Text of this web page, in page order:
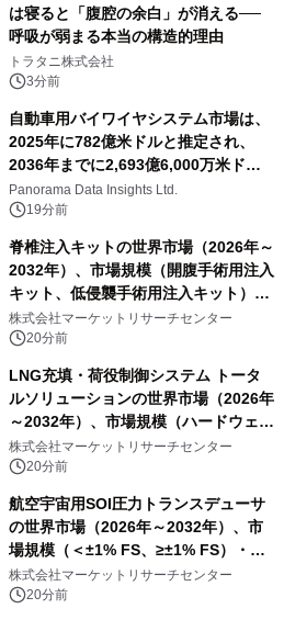
は寝ると「腹腔の余白」が消える──
呼吸が弱まる本当の構造的理由
トラタニ株式会社
3分前
自動車用バイワイヤシステム市場は、
2025年に782億米ドルと推定され、
2036年までに2,693億6,000万米ドル
に達すると予測されており、予測期間
（2026年～2036年）
Panorama Data Insights Ltd.
19分前
脊椎注入キットの世界市場（2026年～
2032年）、市場規模（開腹手術用注入
キット、低侵襲手術用注入キット）・
分析レポートを発表
株式会社マーケットリサーチセンター
20分前
LNG充填・荷役制御システム トータ
ルソリューションの世界市場（2026年
～2032年）、市場規模（ハードウェ
ア、ソフトウェア、サービス）・分析
レポートを発表
株式会社マーケットリサーチセンター
20分前
航空宇宙用SOI圧力トランスデューサ
の世界市場（2026年～2032年）、市
場規模（＜±1% FS、≥±1% FS）・分
析レポートを発表
株式会社マーケットリサーチセンター
20分前